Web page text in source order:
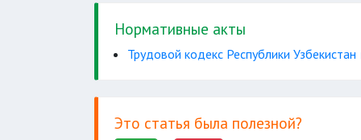
приказа о прекращении
работника
Нормативные акты
Трудовой кодекс Республики Узбекистан
Это статья была полезной?